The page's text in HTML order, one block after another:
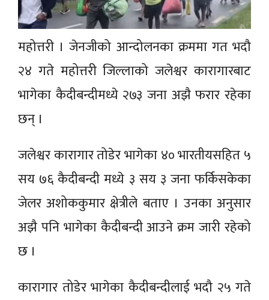
महोत्तरी । जेनजीको आन्दोलनका क्रममा गत भदौ
२४ गते महोत्तरी जिल्लाको जलेश्वर कारागारबाट
भागेका कैदीबन्दीमध्ये २७३ जना अझै फरार रहेका
छन् ।
जलेश्वर कारागार तोडेर भागेका ४० भारतीयसहित ५
सय ७६ कैदीबन्दी मध्ये ३ सय ३ जना फर्किसकेका
जेलर अशोककुमार क्षेत्रीले बताए । उनका अनुसार
अझै पनि भागेका कैदीबन्दी आउने क्रम जारी रहेको
छ ।
कारागार तोडेर भागेका कैदीबन्दीलाई भदौ २५ गते